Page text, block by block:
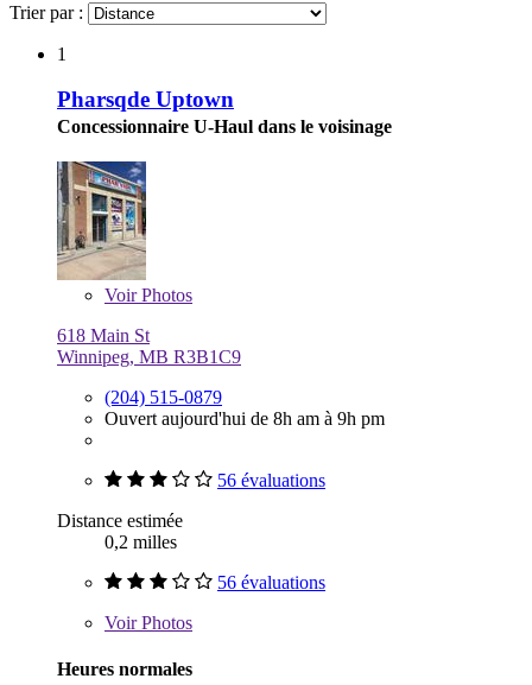
Trier par :
1
Pharsqde Uptown
Concessionnaire U-Haul dans le voisinage
VoirPhotos
618 Main St
Winnipeg, MB R3B1C9
(204) 515-0879
Ouvert aujourd'hui de 8h am à 9h pm
56 évaluations
Distance estimée
0,2 milles
56 évaluations
VoirPhotos
Heures normales